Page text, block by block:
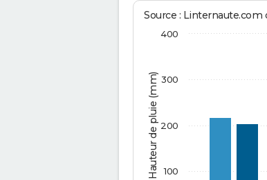
Hauteur de pluie (mm)
Source : Linternaute.com
100
200
300
400